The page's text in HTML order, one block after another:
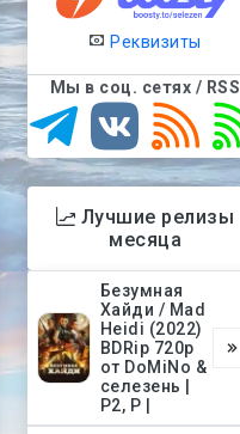
Реквизиты
Мы в соц. сетях / RSS
Лучшие релизы
месяца
Безумная
Хайди / Mad
Heidi (2022)
BDRip 720p
от DoMiNo &
селезень |
P2, P |